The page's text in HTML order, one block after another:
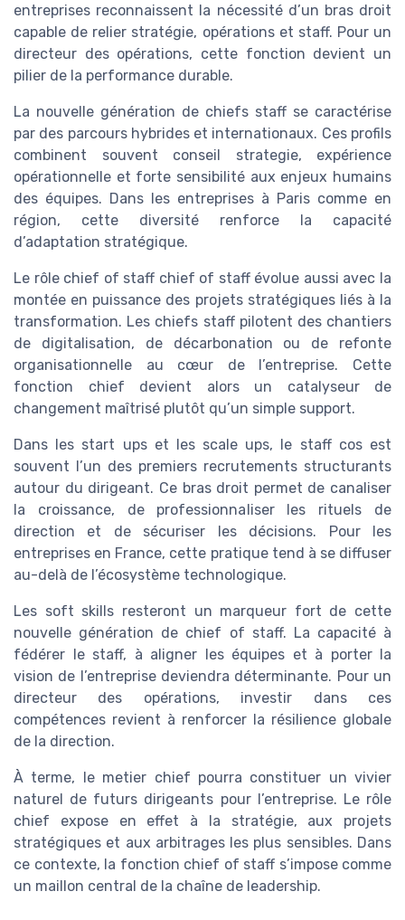
entreprises reconnaissent la nécessité d’un bras droit
capable de relier stratégie, opérations et staff. Pour un
directeur des opérations, cette fonction devient un
pilier de la performance durable.
La nouvelle génération de chiefs staff se caractérise
par des parcours hybrides et internationaux. Ces profils
combinent souvent conseil strategie, expérience
opérationnelle et forte sensibilité aux enjeux humains
des équipes. Dans les entreprises à Paris comme en
région, cette diversité renforce la capacité
d’adaptation stratégique.
Le rôle chief of staff chief of staff évolue aussi avec la
montée en puissance des projets stratégiques liés à la
transformation. Les chiefs staff pilotent des chantiers
de digitalisation, de décarbonation ou de refonte
organisationnelle au cœur de l’entreprise. Cette
fonction chief devient alors un catalyseur de
changement maîtrisé plutôt qu’un simple support.
Dans les start ups et les scale ups, le staff cos est
souvent l’un des premiers recrutements structurants
autour du dirigeant. Ce bras droit permet de canaliser
la croissance, de professionnaliser les rituels de
direction et de sécuriser les décisions. Pour les
entreprises en France, cette pratique tend à se diffuser
au-delà de l’écosystème technologique.
Les soft skills resteront un marqueur fort de cette
nouvelle génération de chief of staff. La capacité à
fédérer le staff, à aligner les équipes et à porter la
vision de l’entreprise deviendra déterminante. Pour un
directeur des opérations, investir dans ces
compétences revient à renforcer la résilience globale
de la direction.
À terme, le metier chief pourra constituer un vivier
naturel de futurs dirigeants pour l’entreprise. Le rôle
chief expose en effet à la stratégie, aux projets
stratégiques et aux arbitrages les plus sensibles. Dans
ce contexte, la fonction chief of staff s’impose comme
un maillon central de la chaîne de leadership.